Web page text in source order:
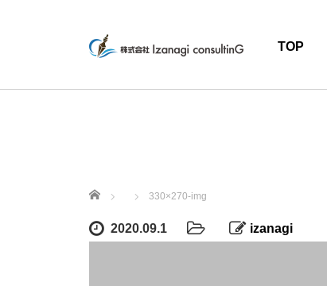
TOP
ホーム 330×270-img
2020.09.1 izanagi